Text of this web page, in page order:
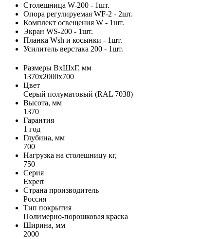
Столешница W-200 - 1шт.
Опора регулируемая WF-2 - 2шт.
Комплект освещения W - 1шт.
Экран WS-200 - 1шт.
Планка Wsh и косынки - 1шт.
Усилитель верстака 200 - 1шт.
Размеры ВхШхГ, мм
1370x2000x700
Цвет
Серый полуматовый (RAL 7038)
Высота, мм
1370
Гарантия
1 год
Глубина, мм
700
Нагрузка на столешницу кг,
750
Серия
Expert
Страна производитель
Россия
Тип покрытия
Полимерно-порошковая краска
Ширина, мм
2000